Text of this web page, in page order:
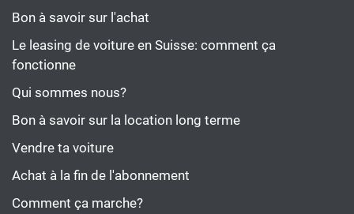
Bon à savoir sur l'achat
Le leasing de voiture en Suisse: comment ça
fonctionne
Qui sommes nous?
Bon à savoir sur la location long terme
Vendre ta voiture
Achat à la fin de l'abonnement
Comment ça marche?